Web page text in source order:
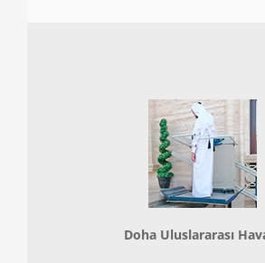
Doha Uluslararası